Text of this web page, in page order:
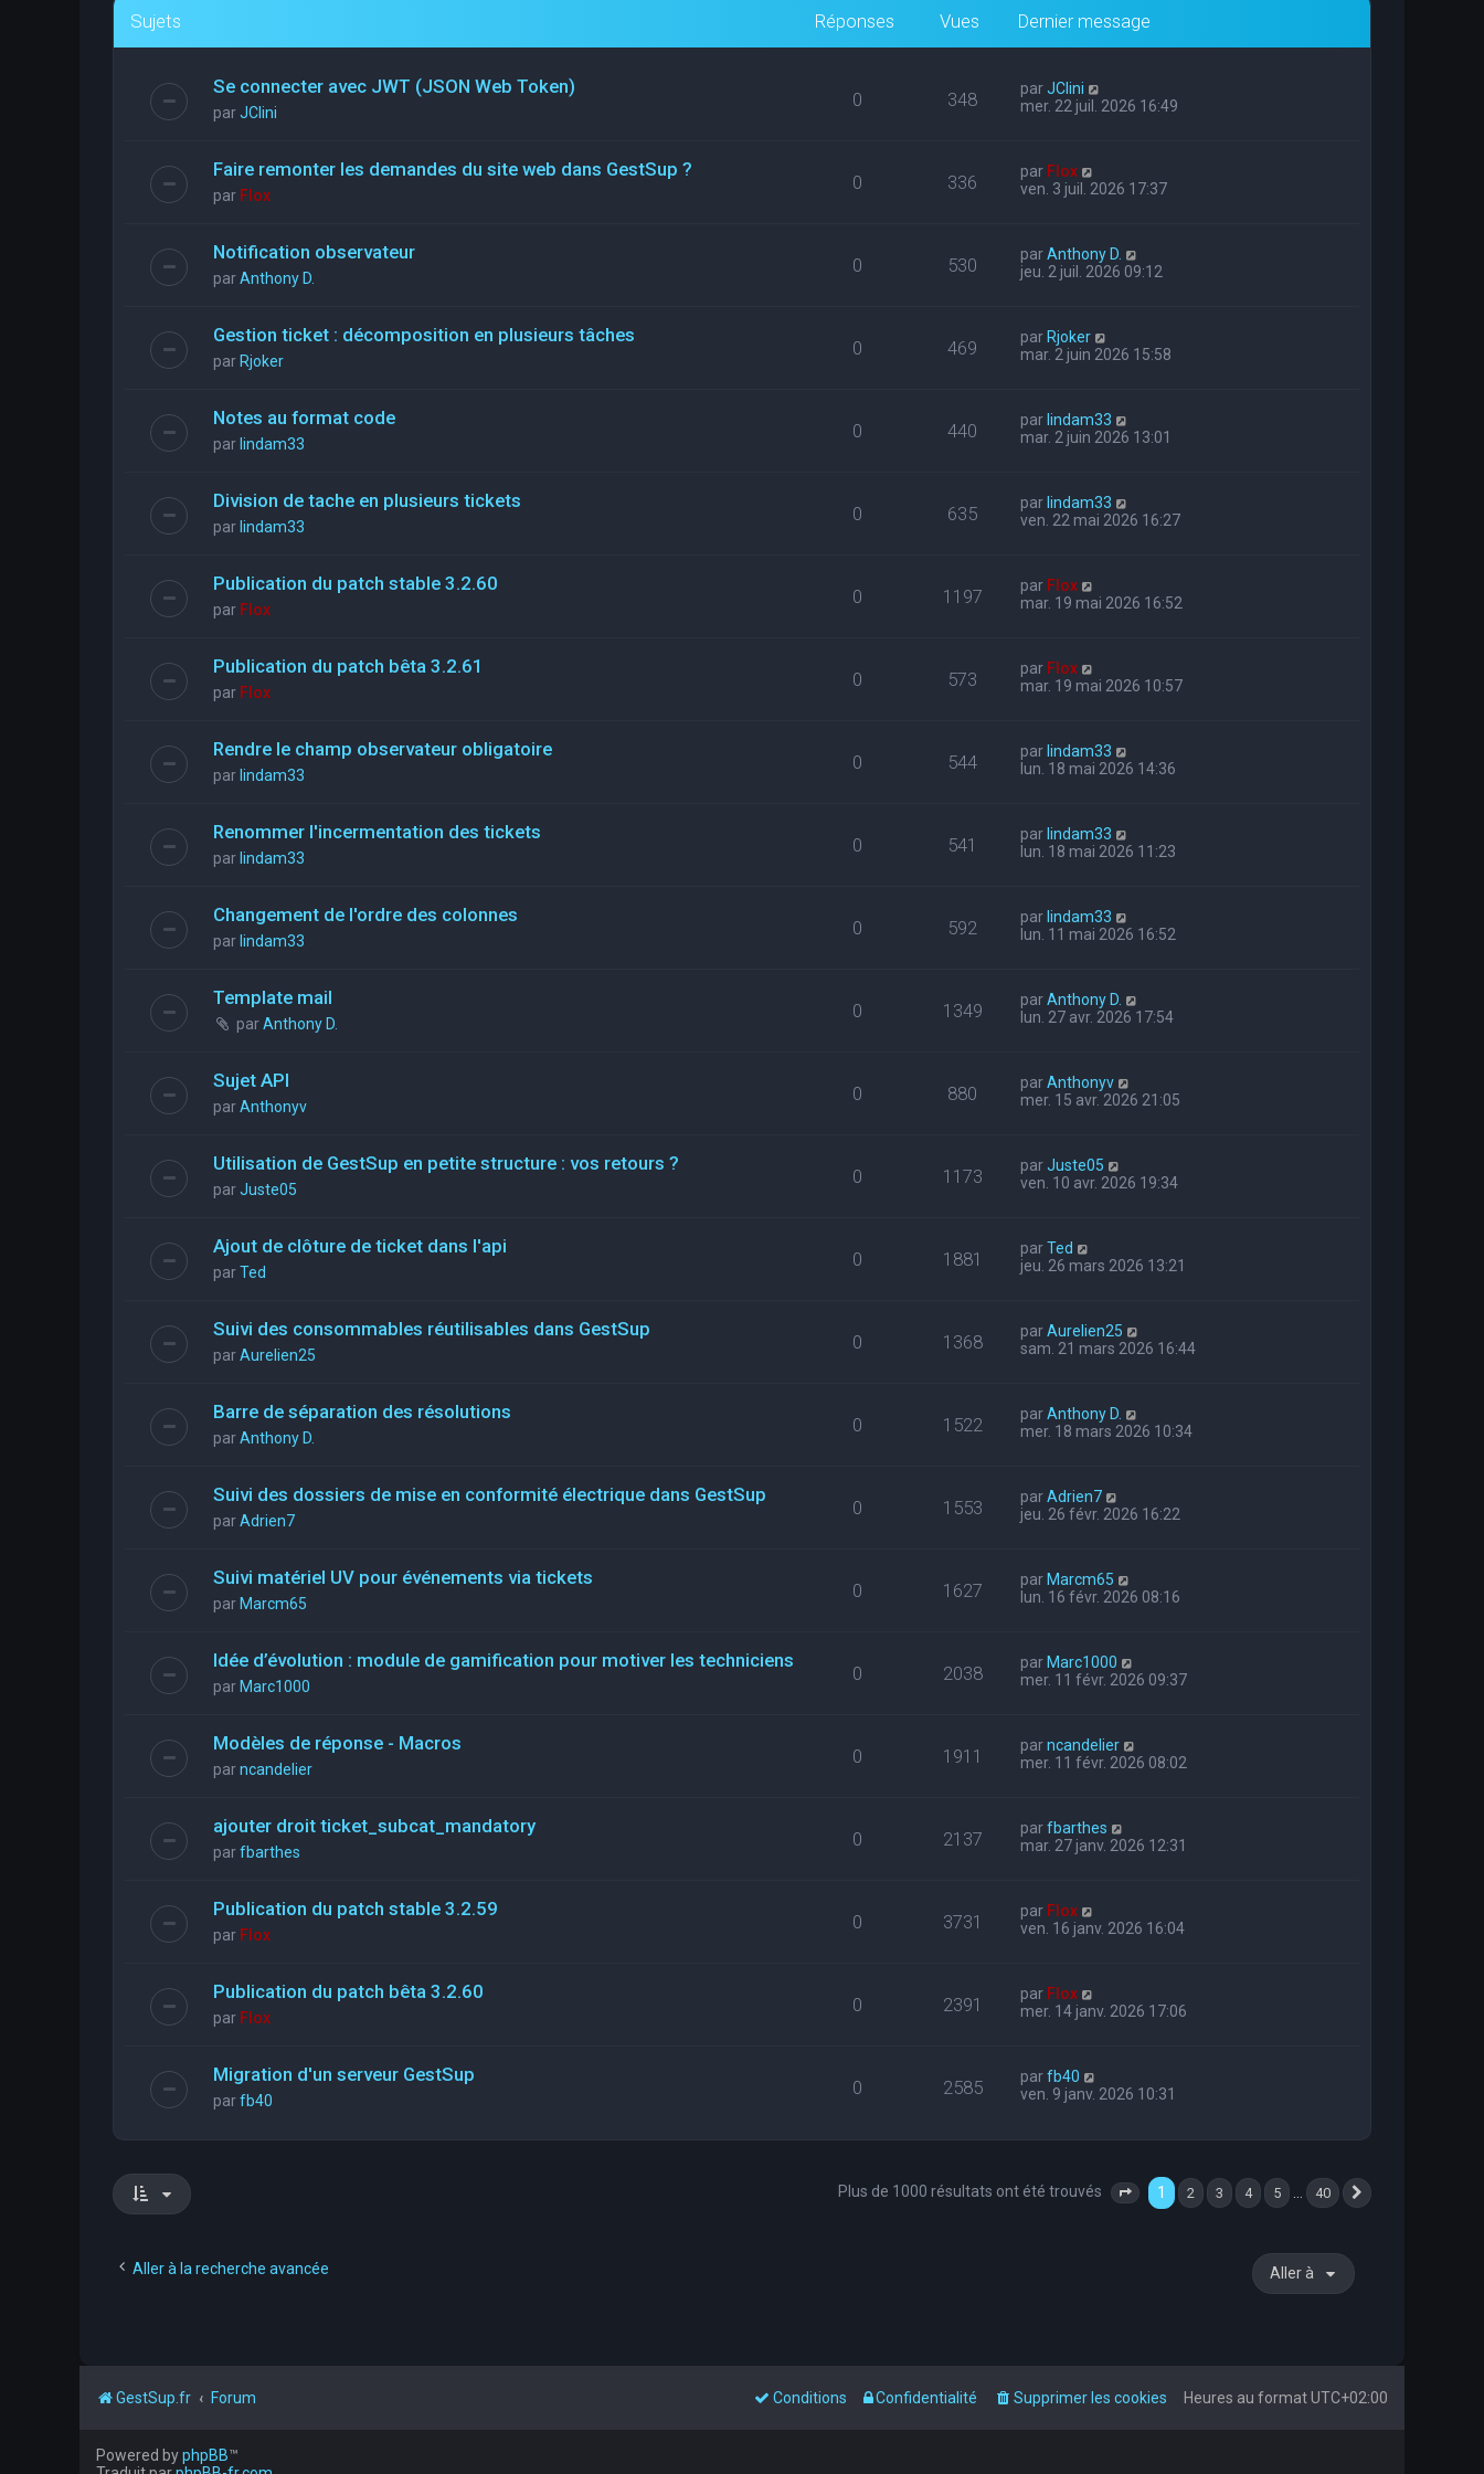
Sujets Réponses Vues Dernier message
Se connecter avec JWT (JSON Web Token)
parJClini
0 348 parJClini
mer. 22 juil. 2026 16:49
Faire remonter les demandes du site web dans GestSup ?
par Flox
0 336 par Flox
ven. 3 juil. 2026 17:37
Notification observateur
parAnthony D.
0 530 parAnthony D.
jeu. 2 juil. 2026 09:12
Gestion ticket : décomposition en plusieurs tâches
parRjoker
0 469 parRjoker
mar. 2 juin 2026 15:58
Notes au format code
parlindam33
0 440 parlindam33
mar. 2 juin 2026 13:01
Division de tache en plusieurs tickets
parlindam33
0 635 parlindam33
ven. 22 mai 2026 16:27
Publication du patch stable 3.2.60
par Flox
0 1197 par Flox
mar. 19 mai 2026 16:52
Publication du patch bêta 3.2.61
par Flox
0 573 par Flox
mar. 19 mai 2026 10:57
Rendre le champ observateur obligatoire
parlindam33
0 544 parlindam33
lun. 18 mai 2026 14:36
Renommer l'incermentation des tickets
parlindam33
0 541 parlindam33
lun. 18 mai 2026 11:23
Changement de l'ordre des colonnes
parlindam33
0 592 parlindam33
lun. 11 mai 2026 16:52
Template mail
parAnthony D.
0 1349 parAnthony D.
lun. 27 avr. 2026 17:54
Sujet API
parAnthonyv
0 880 parAnthonyv
mer. 15 avr. 2026 21:05
Utilisation de GestSup en petite structure : vos retours ?
parJuste05
0 1173 parJuste05
ven. 10 avr. 2026 19:34
Ajout de clôture de ticket dans l'api
parTed
0 1881 parTed
jeu. 26 mars 2026 13:21
Suivi des consommables réutilisables dans GestSup
parAurelien25
0 1368 parAurelien25
sam. 21 mars 2026 16:44
Barre de séparation des résolutions
parAnthony D.
0 1522 parAnthony D.
mer. 18 mars 2026 10:34
Suivi des dossiers de mise en conformité électrique dans GestSup
parAdrien7
0 1553 parAdrien7
jeu. 26 févr. 2026 16:22
Suivi matériel UV pour événements via tickets
parMarcm65
0 1627 parMarcm65
lun. 16 févr. 2026 08:16
Idée d’évolution : module de gamification pour motiver les techniciens
parMarc1000
0 2038 parMarc1000
mer. 11 févr. 2026 09:37
Modèles de réponse - Macros
parncandelier
0 1911 parncandelier
mer. 11 févr. 2026 08:02
ajouter droit ticket_subcat_mandatory
parfbarthes
0 2137 parfbarthes
mar. 27 janv. 2026 12:31
Publication du patch stable 3.2.59
par Flox
0 3731 par Flox
ven. 16 janv. 2026 16:04
Publication du patch bêta 3.2.60
par Flox
0 2391 par Flox
mer. 14 janv. 2026 17:06
Migration d'un serveur GestSup
parfb40
0 2585 parfb40
ven. 9 janv. 2026 10:31
Plus de 1000 résultats ont été trouvés Page 1 sur 40
1 2 3 4 5 40
Aller à la recherche avancée Aller à
GestSup.fr Forum Heures au formatUTC+02:00
Supprimer les cookies
Confidentialité
Conditions
Powered byphpBB™